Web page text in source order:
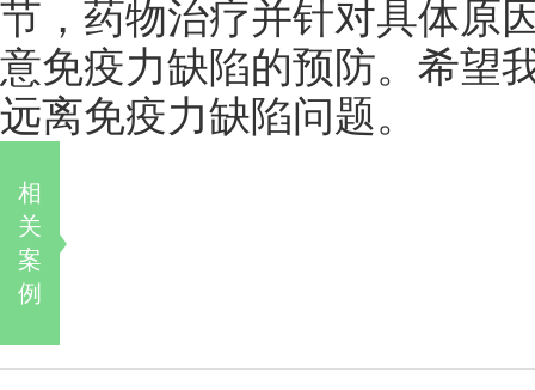
节，药物治疗并针对具体原
意免疫力缺陷的预防。希望
远离免疫力缺陷问题。
相
关
案
例